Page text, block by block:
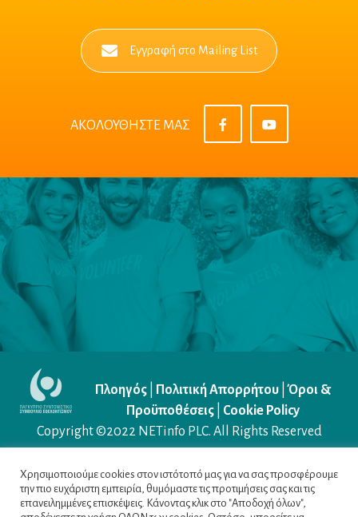
Εγγραφή στο Mailing List
ΑΚΟΛΟΥΘΗΣΤΕ ΜΑΣ
Πλοηγός Πολιτική Απορρήτου |Όροι &
Προϋποθέσεις
Cookie Policy
Copyright ©2022 NETinfo PLC. All Rights Reserved
Χρησιμοποιούμε cookies στον ιστότοπό μας για να σας προσφέρουμε
την πιο ευχάριστη εμπειρία, θυμόμαστε τις προτιμήσεις σας και τις
επανειλημμένες επισκέψεις. Κάνοντας κλικ στο "Αποδοχή όλων",